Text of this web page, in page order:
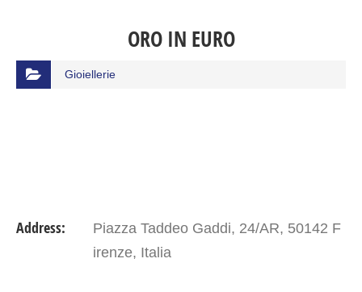
ORO IN EURO
Gioiellerie
Address:
Piazza Taddeo Gaddi, 24/AR, 50142 F
irenze, Italia